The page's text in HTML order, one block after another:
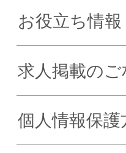
お役立ち情報
求人掲載のご
個人情報保護